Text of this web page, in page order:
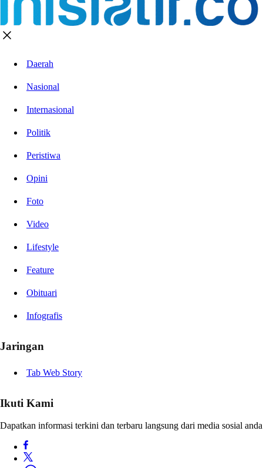
Daerah
Nasional
Internasional
Politik
Peristiwa
Opini
Foto
Video
Lifestyle
Feature
Obituari
Infografis
Jaringan
Tab Web Story
Ikuti Kami
Dapatkan informasi terkini dan terbaru langsung dari media sosial anda